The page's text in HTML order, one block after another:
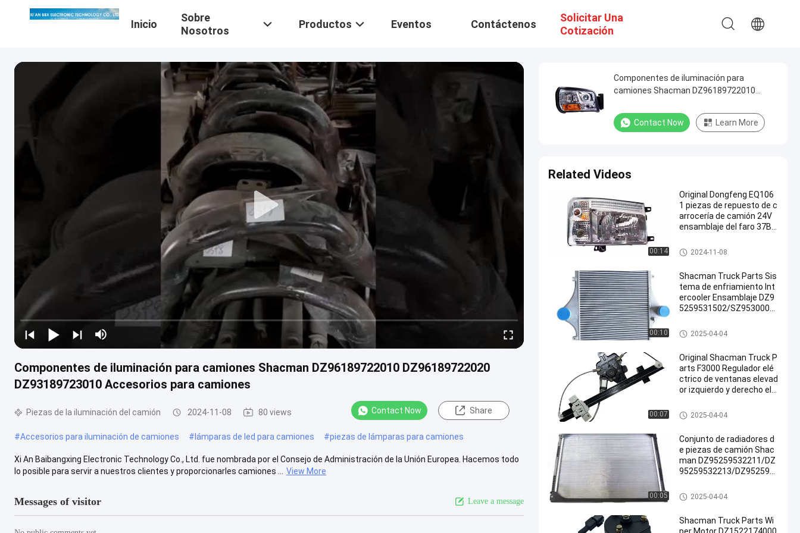
Inicio
Sobre
Nosotros
Productos Eventos Contáctenos
Solicitar Una
Cotización
Componentes de iluminación para camiones Shacman DZ96189722010 DZ96189722020
DZ93189723010 Accesorios para camiones
Piezas de la iluminación del camión 2024-11-08 80 views Contact Now Share
#Accesorios para iluminación de camiones #lámparas de led para camiones #piezas de lámparas para camiones
Xi An Baibangxing Electronic Technology Co., Ltd. fue nombrada por el Consejo de Administración de la Unión Europea. Hacemos todo
lo posible para servir a nuestros clientes y proporcionarles camiones ...
View More
Messages of visitor Leave a message
Componentes de iluminación para
camiones Shacman DZ96189722010
Accesorios para camiones
Contact Now Learn More
Related Videos
00:14
Original Dongfeng EQ106
1 piezas de repuesto de c
arrocería de camión 24V
ensamblaje del faro 37BG
Piezas de la iluminación del c
amión
2024-11-08
00:10
Shacman Truck Parts Sis
tema de enfriamiento Int
ercooler Ensamblaje DZ9
5259531502/SZ9530008
paración/reemplazo
Recambios del camión de Sha
cman
2025-04-04
00:07
Original Shacman Truck P
arts F3000 Regulador elé
ctrico de ventanas elevad
or izquierdo y derecho ele
0.6049/50 Precio de fábri
ca
Recambios del camión de Sha
cman
2025-04-04
00:05
Conjunto de radiadores d
e piezas de camión Shac
man DZ95259532211/DZ
95259532213/DZ952595
e automóviles Radiador d
e enfriamiento por agua p
o
Recambios del camión de Sha
cman
2025-04-04
Shacman Truck Parts Wi